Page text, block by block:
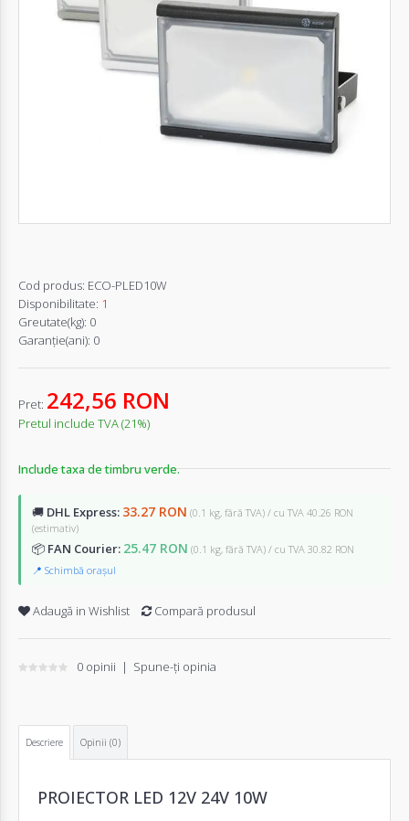
Autentifică-
Cod produs: ECO-PLED10W
Disponibilitate: 1
Greutate(kg): 0
Garanţie(ani): 0
Pret: 242,56 RON
Pretul include TVA (21%)
Include taxa de timbru verde.
🚚 DHL Express: 33.27 RON (0.1 kg, fără TVA) / cu TVA 40.26 RON
(estimativ)
📦 FAN Courier: 25.47 RON (0.1 kg, fără TVA) / cu TVA 30.82 RON
📍 Schimbă orașul
Adaugă in Wishlist Compară produsul
0 opinii | Spune-ţi opinia
Descriere Opinii (0)
PROIECTOR LED 12V 24V 10W